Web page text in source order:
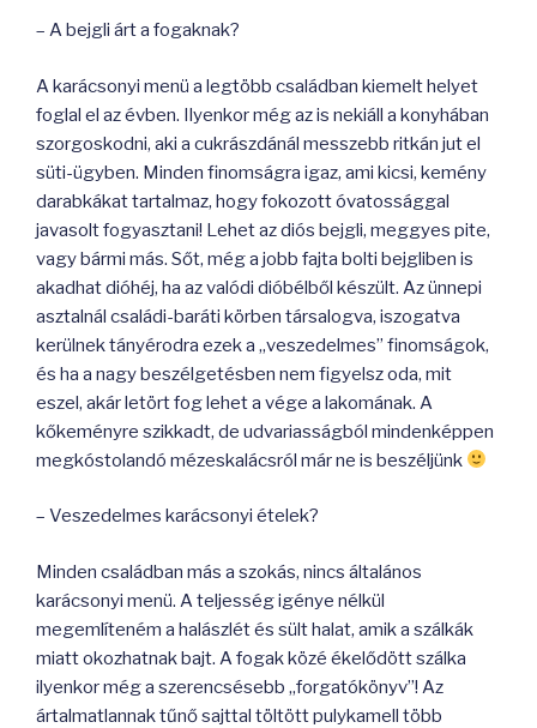
– A bejgli árt a fogaknak?
A karácsonyi menü a legtöbb családban kiemelt helyet
foglal el az évben. Ilyenkor még az is nekiáll a konyhában
szorgoskodni, aki a cukrászdánál messzebb ritkán jut el
süti-ügyben. Minden finomságra igaz, ami kicsi, kemény
darabkákat tartalmaz, hogy fokozott óvatossággal
javasolt fogyasztani! Lehet az diós bejgli, meggyes pite,
vagy bármi más. Sőt, még a jobb fajta bolti bejgliben is
akadhat dióhéj, ha az valódi dióbélből készült. Az ünnepi
asztalnál családi-baráti körben társalogva, iszogatva
kerülnek tányérodra ezek a „veszedelmes” finomságok,
és ha a nagy beszélgetésben nem figyelsz oda, mit
eszel, akár letört fog lehet a vége a lakomának. A
kőkeményre szikkadt, de udvariasságból mindenképpen
megkóstolandó mézeskalácsról már ne is beszéljünk
– Veszedelmes karácsonyi ételek?
Minden családban más a szokás, nincs általános
karácsonyi menü. A teljesség igénye nélkül
megemlíteném a halászlét és sült halat, amik a szálkák
miatt okozhatnak bajt. A fogak közé ékelődött szálka
ilyenkor még a szerencsésebb „forgatókönyv”! Az
ártalmatlannak tűnő sajttal töltött pulykamell több